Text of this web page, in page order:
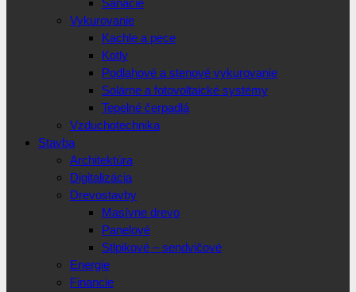
Sanácie
Vykurovanie
Kachle a pece
Kotly
Podlahové a stenové vykurovanie
Solárne a fotovoltaické systémy
Tepelné čerpadlá
Vzduchotechnika
Stavba
Architektúra
Digitalizácia
Drevostavby
Masívne drevo
Panelové
Stlpikové – sendvičové
Energie
Financie